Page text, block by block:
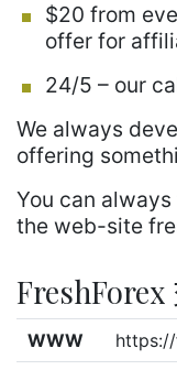
$20 from
offer for
24/5 – our
We always
offering
You can
the web-site
FreshForex
WWW